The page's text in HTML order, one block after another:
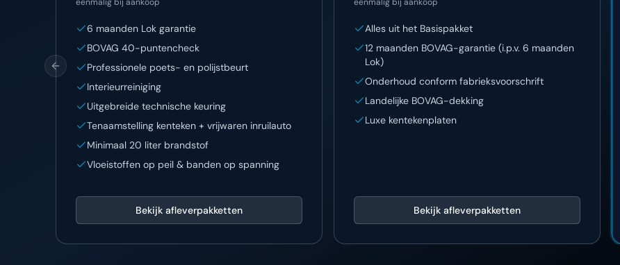
6 maanden Lok garantie
BOVAG 40-puntencheck
Professionele poets- en polijstbeurt
Interieurreiniging
Uitgebreide technische keuring
Tenaamstelling kenteken + vrijwaren inruilauto
Minimaal 20 liter brandstof
Vloeistoffen op peil & banden op spanning
Bekijk afleverpakketten
Alles uit het Basispakket
12 maanden BOVAG-garantie (i.p.v. 6 maanden
Lok)
Onderhoud conform fabrieksvoorschrift
Landelijke BOVAG-dekking
Luxe kentekenplaten
Bekijk afleverpakketten
Previous slide